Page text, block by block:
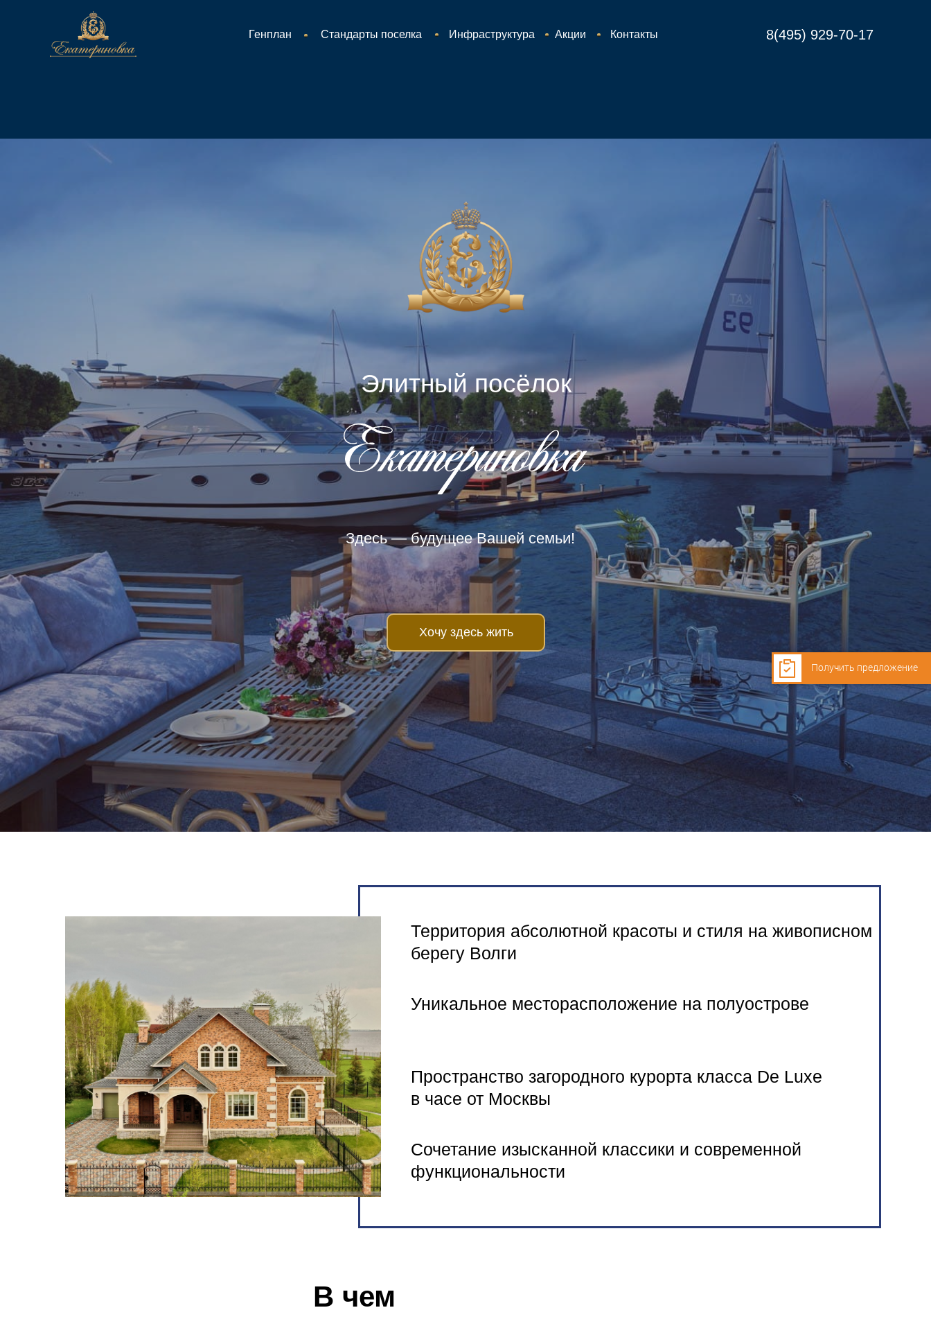
Контакты
Стандарты поселка Акции
Генплан 8(495) 929-70-17
Инфраструктура
Хочу здесь жить
Элитный посёлок
Здесь — будущее Вашей семьи!
Сочетание изысканной классики и современной
функциональности
Пространство загородного курорта класса De Luxe
в часе от Москвы
Уникальное месторасположение на полуострове
Территория абсолютной красоты и стиля на живописном
берегу Волги
В чем
Получить предложение